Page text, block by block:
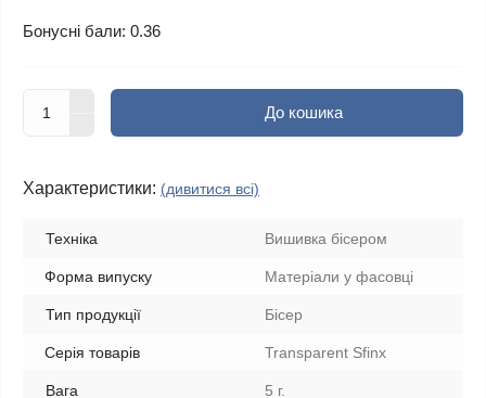
Бонусні бали: 0.36
До кошика
Характеристики: (дивитися всі)
Техніка Вишивка бісером
Форма випуску Матеріали у фасовці
Тип продукції Бісер
Серія товарів Transparent Sfinx
Вага 5 г.